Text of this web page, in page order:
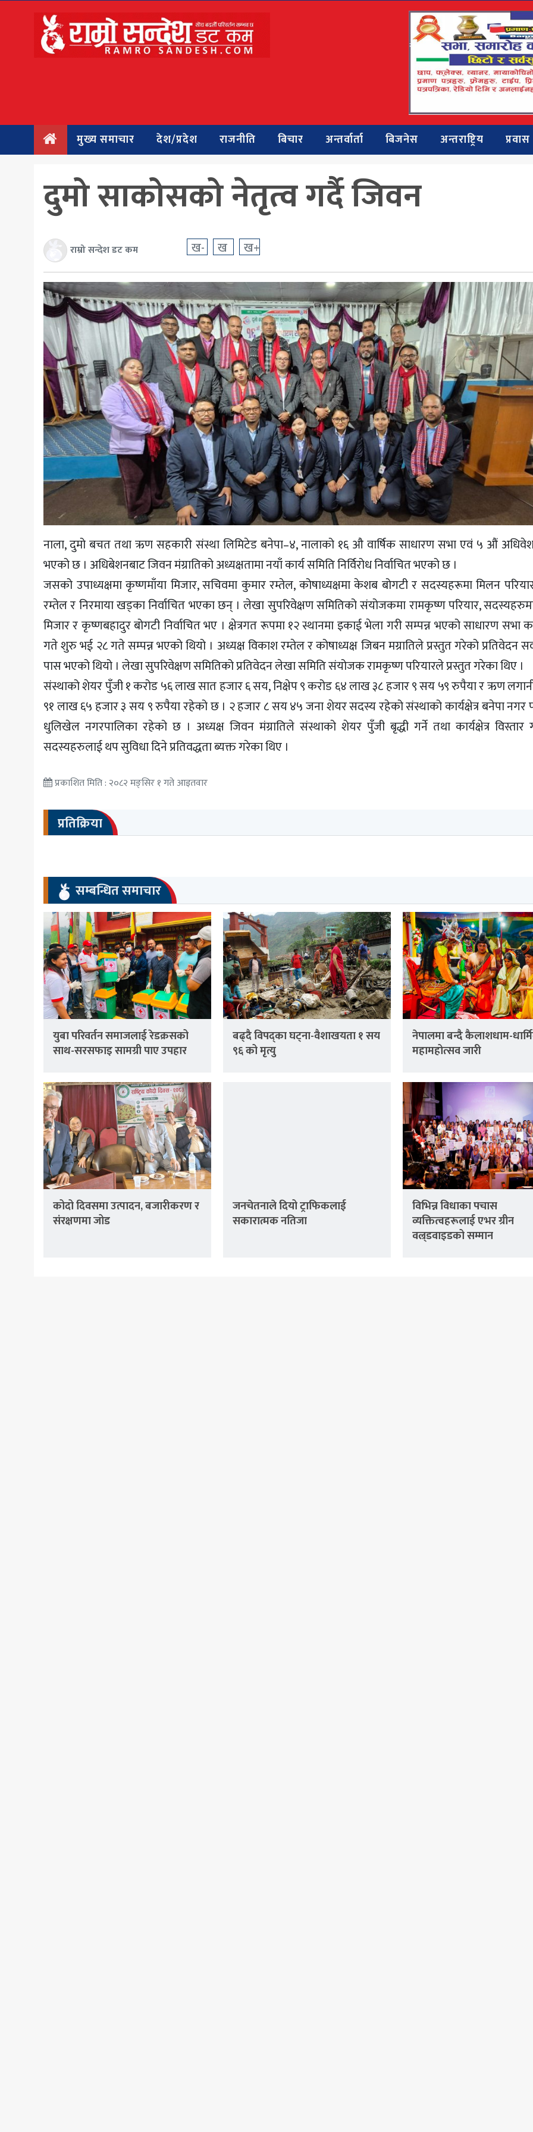
राजनीति
बिचार
मनोरञ्जन
मुख्य समाचार देश/प्रदेश राजनीति बिचार अन्तर्वार्ता बिजनेस अन्तराष्ट्रिय प्रवास
दुमो साकोसको नेतृत्व गर्दै जिवन
राम्रो सन्देश डट कम ख- ख ख+
नाला, दुमो बचत तथा ऋण सहकारी संस्था लिमिटेड बनेपा–४, नालाको १६ औ वार्षिक साधारण सभा एवं ५ औं
भएको छ । अधिबेशनबाट जिवन मंग्रातिको अध्यक्षतामा नयाँ कार्य समिति निर्विरोध निर्वाचित भएको छ ।
जसको उपाध्यक्षमा कृष्णमाँया मिजार, सचिवमा कुमार रम्तेल, कोषाध्यक्षमा केशब बोगटी र सदस्यहरूमा मिलन
रम्तेल र निरमाया खड्का निर्वाचित भएका छन् । लेखा सुपरिवेक्षण समितिको संयोजकमा रामकृष्ण परियार,
मिजार र कृष्णबहादुर बोगटी निर्वाचित भए । क्षेत्रगत रूपमा १२ स्थानमा इकाई भेला गरी सम्पन्न भएको साधारण सभा
गते शुरु भई २८ गते सम्पन्न भएको थियो । अध्यक्ष विकाश रम्तेल र कोषाध्यक्ष जिबन मग्रातिले प्रस्तुत गरेको प्रतिवेदन
पास भएको थियो । लेखा सुपरिवेक्षण समितिको प्रतिवेदन लेखा समिति संयोजक रामकृष्ण परियारले प्रस्तुत गरेका थिए ।
संस्थाको शेयर पुँजी १ करोड ५६ लाख सात हजार ६ सय, निक्षेप ९ करोड ६४ लाख ३८ हजार ९ सय ५९ रुपैया र ऋण
९१ लाख ६५ हजार ३ सय ९ रुपैया रहेको छ । २ हजार ८ सय ४५ जना शेयर सदस्य रहेको संस्थाको कार्यक्षेत्र बनेपा नगर
धुलिखेल नगरपालिका रहेको छ । अध्यक्ष जिवन मंग्रातिले संस्थाको शेयर पुँजी बृद्धी गर्ने तथा कार्यक्षेत्र विस्तार
सदस्यहरुलाई थप सुविधा दिने प्रतिवद्धता ब्यक्त गरेका थिए ।
प्रकाशित मिति : २०८२ मङ्सिर १ गते आइतवार
प्रतिक्रिया
सम्बन्धित समाचार
युबा परिवर्तन समाजलाई रेडक्रसको
साथ-सरसफाइ सामग्री पाए उपहार
बढ्दै विपद्का घट्ना-वैशाखयता १ सय
९६ को मृत्यु
नेपालमा बन्दै कैलाशधाम-
महामहोत्सव जारी
कोदो दिवसमा उत्पादन, बजारीकरण र
संरक्षणमा जोड
जनचेतनाले दियो ट्राफिकलाई
सकारात्मक नतिजा
विभिन्न विधाका पचास
व्यक्तित्वहरूलाई एभर ग्रीन
वल्र्डवाइडको सम्मान